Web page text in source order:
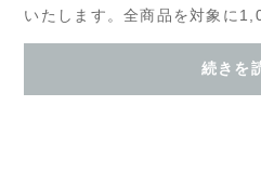
いたします。全商品を対象に
させていただき、キャンペー
続きを